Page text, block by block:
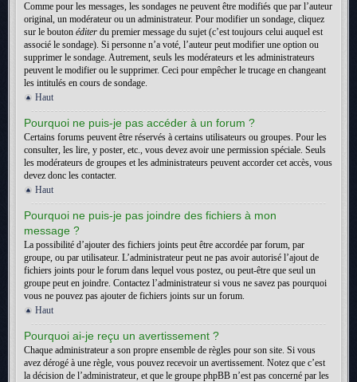
Comme pour les messages, les sondages ne peuvent être modifiés que par l’auteur
original, un modérateur ou un administrateur. Pour modifier un sondage, cliquez
sur le bouton éditer du premier message du sujet (c’est toujours celui auquel est
associé le sondage). Si personne n’a voté, l’auteur peut modifier une option ou
supprimer le sondage. Autrement, seuls les modérateurs et les administrateurs
peuvent le modifier ou le supprimer. Ceci pour empêcher le trucage en changeant
les intitulés en cours de sondage.
Haut
Pourquoi ne puis-je pas accéder à un forum ?
Certains forums peuvent être réservés à certains utilisateurs ou groupes. Pour les
consulter, les lire, y poster, etc., vous devez avoir une permission spéciale. Seuls
les modérateurs de groupes et les administrateurs peuvent accorder cet accès, vous
devez donc les contacter.
Haut
Pourquoi ne puis-je pas joindre des fichiers à mon
message ?
La possibilité d’ajouter des fichiers joints peut être accordée par forum, par
groupe, ou par utilisateur. L’administrateur peut ne pas avoir autorisé l’ajout de
fichiers joints pour le forum dans lequel vous postez, ou peut-être que seul un
groupe peut en joindre. Contactez l’administrateur si vous ne savez pas pourquoi
vous ne pouvez pas ajouter de fichiers joints sur un forum.
Haut
Pourquoi ai-je reçu un avertissement ?
Chaque administrateur a son propre ensemble de règles pour son site. Si vous
avez dérogé à une règle, vous pouvez recevoir un avertissement. Notez que c’est
la décision de l’administrateur, et que le groupe phpBB n’est pas concerné par les